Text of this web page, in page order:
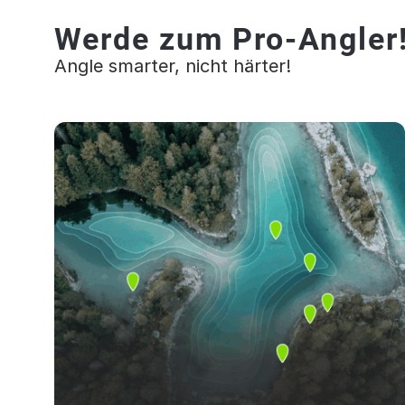
Werde zum Pro-
Angle smarter, nicht härter!